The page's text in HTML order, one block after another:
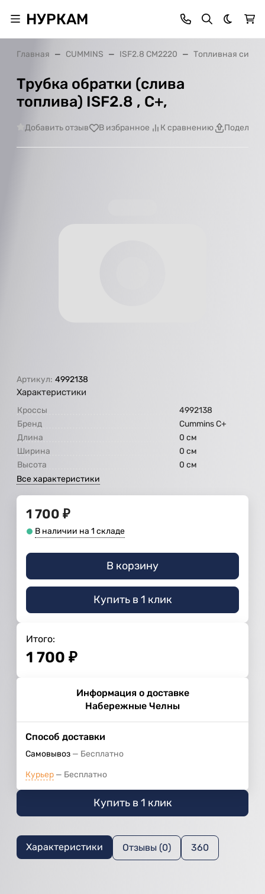
НУРКАМ Темная
Главная CUMMINS ISF2.8 CM2220 Топливная
Трубка обратки (слива
топлива) ISF2.8 , С+,
Добавить отзыв В избранное К сравнению
Артикул: 4992138
Характеристики
Кроссы
4992138
Бренд
Cummins C+
Длина
0 см
Ширина
0 см
Высота
0 см
Все характеристики
1 700 ₽
В наличии на 1 складе
В корзину
Купить в 1 клик
Итого:
1 700 ₽
Информация о доставке
Набережные Челны
Способ доставки
Самовывоз Бесплатно
Курьер Бесплатно
Купить в 1 клик
Характеристики Отзывы (0) 360